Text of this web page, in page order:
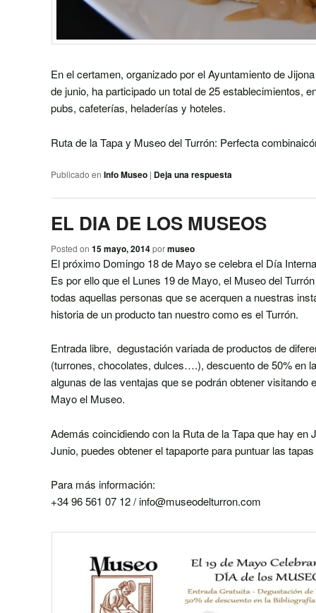
En el certamen, organizado por el Ayuntamiento de
de junio, ha participado un total de 25 establecimientos,
pubs, cafeterías, heladerías y hoteles.
Ruta de la Tapa y Museo del Turrón: Perfecta
Publicado en Info Museo | Deja una respuesta
EL DIA DE LOS MUSEOS
Posted on15 mayo, 2014 pormuseo
El próximo Domingo 18 de Mayo se celebra el Día
Es por ello que el Lunes 19 de Mayo, el Museo del
todas aquellas personas que se acerquen a nuestras
historia de un producto tan nuestro como es el Turrón.
Entrada libre, degustación variada de productos de
(turrones, chocolates, dulces….), descuento de 50% en
algunas de las ventajas que se podrán obtener visitando
Mayo el Museo.
Además coincidiendo con la Ruta de la Tapa que hay en
Junio, puedes obtener el tapaporte para puntuar las
Para más información:
+34 96 561 07 12 /info@museodelturron.com